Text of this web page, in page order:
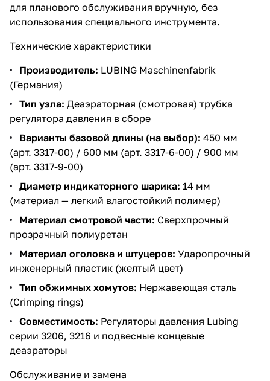
для планового обслуживания вручную, без
использования специального инструмента.
Технические характеристики
Производитель: LUBING Maschinenfabrik
(Германия)
Тип узла: Деаэраторная (смотровая) трубка
регулятора давления в сборе
Варианты базовой длины (на выбор): 450 мм
(арт. 3317-00) / 600 мм (арт. 3317-6-00) / 900 мм
(арт. 3317-9-00)
Диаметр индикаторного шарика: 14 мм
(материал — легкий влагостойкий полимер)
Материал смотровой части: Сверхпрочный
прозрачный полиуретан
Материал оголовка и штуцеров: Ударопрочный
инженерный пластик (желтый цвет)
Тип обжимных хомутов: Нержавеющая сталь
(Crimping rings)
Совместимость: Регуляторы давления Lubing
серии 3206, 3216 и подвесные концевые
деаэраторы
Обслуживание и замена